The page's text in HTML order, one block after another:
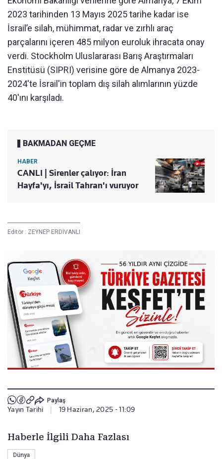
2023 tarihinden 13 Mayıs 2025 tarihe kadar ise
İsrail’e silah, mühimmat, radar ve zırhlı araç
parçalarını içeren 485 milyon euroluk ihracata onay
verdi. Stockholm Uluslararası Barış Araştırmaları
Enstitüsü (SIPRI) verisine göre de Almanya 2023-
2024'te İsrail'in toplam dış silah alımlarının yüzde
40'ını karşıladı.
BAKMADAN GEÇME
HABER
CANLI | Sirenler çalıyor: İran
Hayfa'yı, İsrail Tahran'ı vuruyor
Editör : ZEYNEP ERDİVANLI
Paylaş
Yayın Tarihi 19 Haziran, 2025 - 11:09
Haberle İlgili Daha Fazlası
Dünya